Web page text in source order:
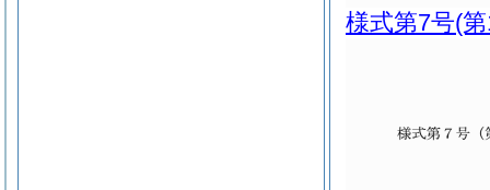
様式第7号(